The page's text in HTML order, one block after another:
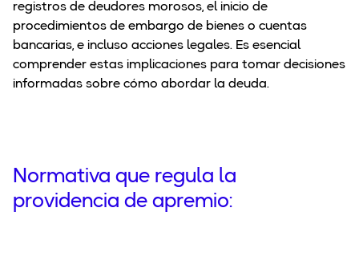
registros de deudores morosos, el inicio de
procedimientos de embargo de bienes o cuentas
bancarias, e incluso acciones legales. Es esencial
comprender estas implicaciones para tomar decisiones
informadas sobre cómo abordar la deuda.
Normativa que regula la
providencia de apremio: